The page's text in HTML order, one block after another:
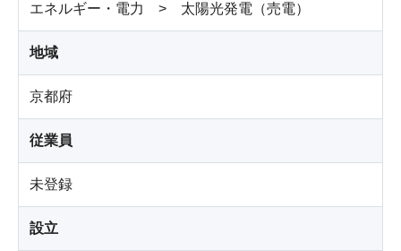
エネルギー・電力 > 太陽光発電（売電）
地域
京都府
従業員
未登録
設立